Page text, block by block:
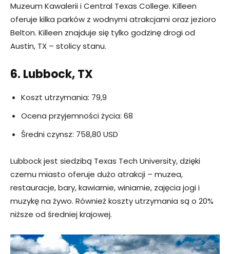
Muzeum Kawalerii i Central Texas College. Killeen
oferuje kilka parków z wodnymi atrakcjami oraz jezioro
Belton. Killeen znajduje się tylko godzinę drogi od
Austin, TX – stolicy stanu.
6. Lubbock, TX
Koszt utrzymania: 79,9
Ocena przyjemności życia: 68
Średni czynsz: 758,80 USD
Lubbock jest siedzibą Texas Tech University, dzięki
czemu miasto oferuje dużo atrakcji – muzea,
restauracje, bary, kawiarnie, winiarnie, zajęcia jogi i
muzykę na żywo. Również koszty utrzymania są o 20%
niższe od średniej krajowej.